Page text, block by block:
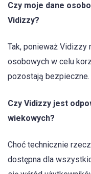
Czy moje dane
Vidizzy?
Tak, ponieważ Vidizzy
osobowych w celu
pozostają bezpieczne.
Czy Vidizzy jest
wiekowych?
Choć technicznie
dostępna dla